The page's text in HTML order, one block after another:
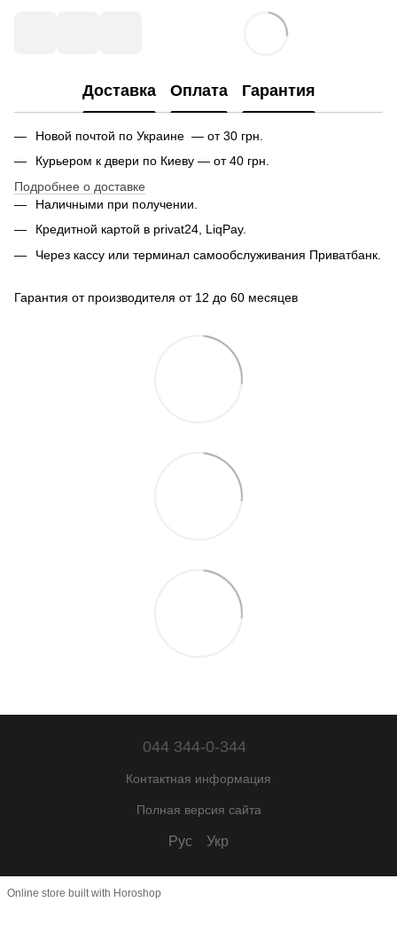
Доставка Оплата Гарантия
Новой почтой по Украине — от 30 грн.
Курьером к двери по Киеву — от 40 грн.
Подробнее о доставке
Наличными при получении.
Кредитной картой в privat24, LiqPay.
Через кассу или терминал самообслуживания Приватбанк.
Гарантия от производителя от 12 до 60 месяцев
044 344-0-344
Контактная информация
Полная версия сайта
Рус Укр
Online store built with Horoshop